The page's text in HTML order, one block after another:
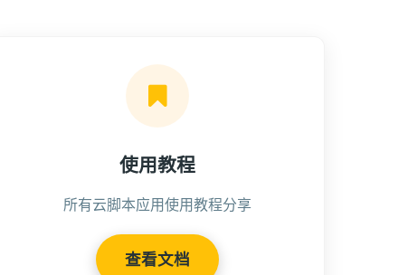
使用教程
所有云脚本应用使用教程分享
查看文档